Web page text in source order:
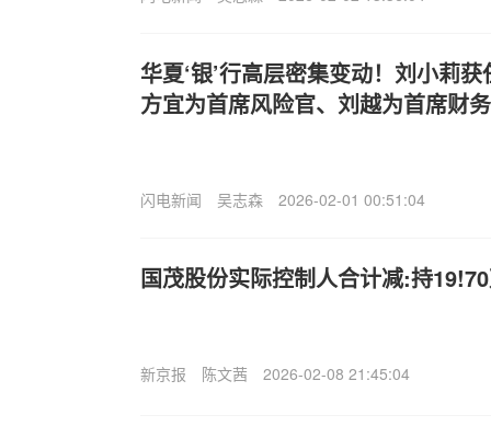
华夏‘银’行高层密集变动！刘小莉
方宜为首席风险官、刘越为首席财
闪电新闻 吴志森 2026-02-01 00:51:04
国茂股份实际控制人合计减:持
新京报 陈文茜 2026-02-08 21:45:04